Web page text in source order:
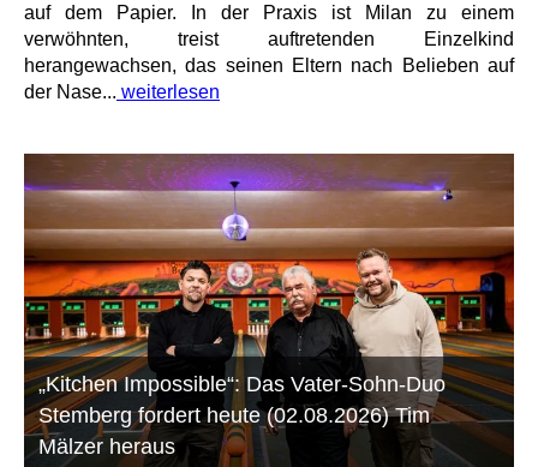
auf dem Papier. In der Praxis ist Milan zu einem
verwöhnten, treist auftretenden Einzelkind
herangewachsen, das seinen Eltern nach Belieben auf
der Nase... weiterlesen
„Kitchen Impossible“: Das Vater-Sohn-Duo
Stemberg fordert heute (02.08.2026) Tim
Mälzer heraus